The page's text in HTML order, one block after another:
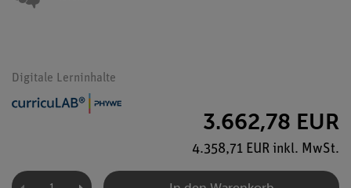
Digitale Lerninhalte
3.662,78 EUR
4.358,71 EUR inkl. MwSt.